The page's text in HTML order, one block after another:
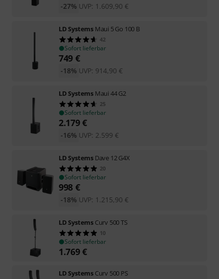
UVP: 1.609,90 €
-27%
LD Systems Maui 5 Go 100 B
42
Sofort lieferbar
749 €
UVP: 914,90 €
-18%
LD Systems Maui 44 G2
25
Sofort lieferbar
2.179€
UVP: 2.599 €
-16%
LD Systems Dave 12 G4X
20
Sofort lieferbar
998 €
UVP: 1.215,90 €
-18%
LD Systems Curv 500 TS
10
Sofort lieferbar
1.769€
LD Systems Curv 500 PS